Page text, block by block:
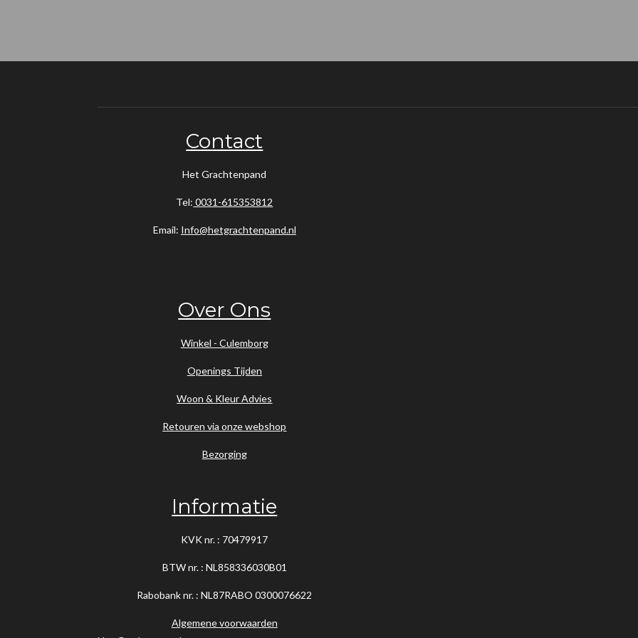
Contact
Het Grachtenpand
Tel: 0031-615353812
Email: Info@hetgrachtenpand.nl
Over Ons
Winkel - Culemborg
Openings Tijden
Woon & Kleur Advies
Retouren via onze webshop
Bezorging
Informatie
KVK nr. : 70479917
BTW nr. : NL858336030B01
Rabobank nr. : NL87RABO0300076622
Algemene voorwaarden